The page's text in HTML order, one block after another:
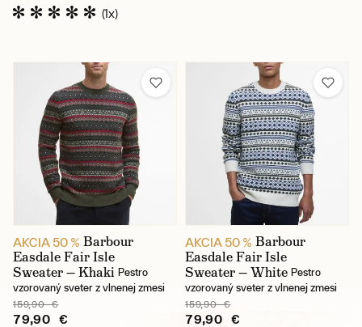
(1x)
AKCIA 50 % Barbour
Easdale Fair Isle
Sweater — Khaki Pestro
vzorovaný sveter z vlnenej zmesi
159,90 €
79,90 €
AKCIA 50 % Barbour
Easdale Fair Isle
Sweater — White Pestro
vzorovaný sveter z vlnenej zmesi
159,90 €
79,90 €